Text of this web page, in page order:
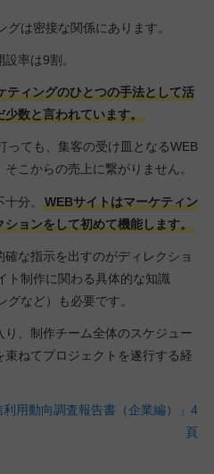
は密接な関係にあります。
率は9割。
ティングのひとつの手法として活
数と言われています。
っても、集客の受け皿となるWEB
こからの売上に繋がりません。
分。
WEBサイトはマーケティン
ョンをして初めて機能します。
な指示を出すのがディレクショ
ト制作に関わる具体的な知識
グなど）も必要です。
、制作チーム全体のスケジュー
ねてプロジェクトを遂行する経
用動向調査報告書（企業編）」4
頁